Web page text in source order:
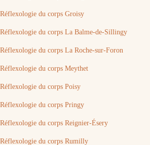
Réflexologie du corps Groisy
Réflexologie du corps La Balme-de-Sillingy
Réflexologie du corps La Roche-sur-Foron
Réflexologie du corps Meythet
Réflexologie du corps Poisy
Réflexologie du corps Pringy
Réflexologie du corps Reignier-Ésery
Réflexologie du corps Rumilly